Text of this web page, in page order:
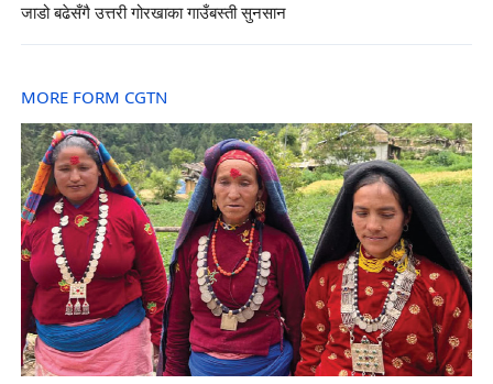
जाडो बढेसँगै उत्तरी गोरखाका गाउँबस्ती सुनसान
MORE FORM CGTN